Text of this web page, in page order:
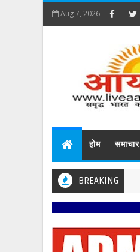
Aug 7, 2026
होम समाचार
BREAKING